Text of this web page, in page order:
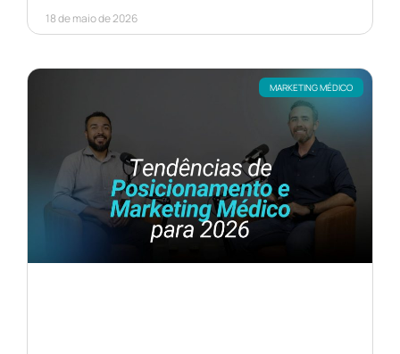
18 de maio de 2026
MARKETING MÉDICO